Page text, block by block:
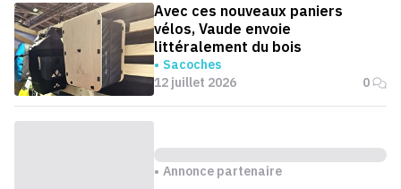
Avec ces nouveaux paniers
vélos, Vaude envoie
littéralement du bois
Sacoches
12 juillet 2026
0
Annonce partenaire